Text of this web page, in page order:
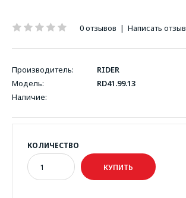
0 отзывов | Написать отзыв
Производитель:
RIDER
Модель:
RD41.99.13
Наличие:
КОЛИЧЕСТВО